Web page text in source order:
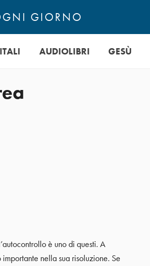
GIORNO
AUDIOLIBRI GESÙ
è uno di questi. A
nella sua risoluzione. Se